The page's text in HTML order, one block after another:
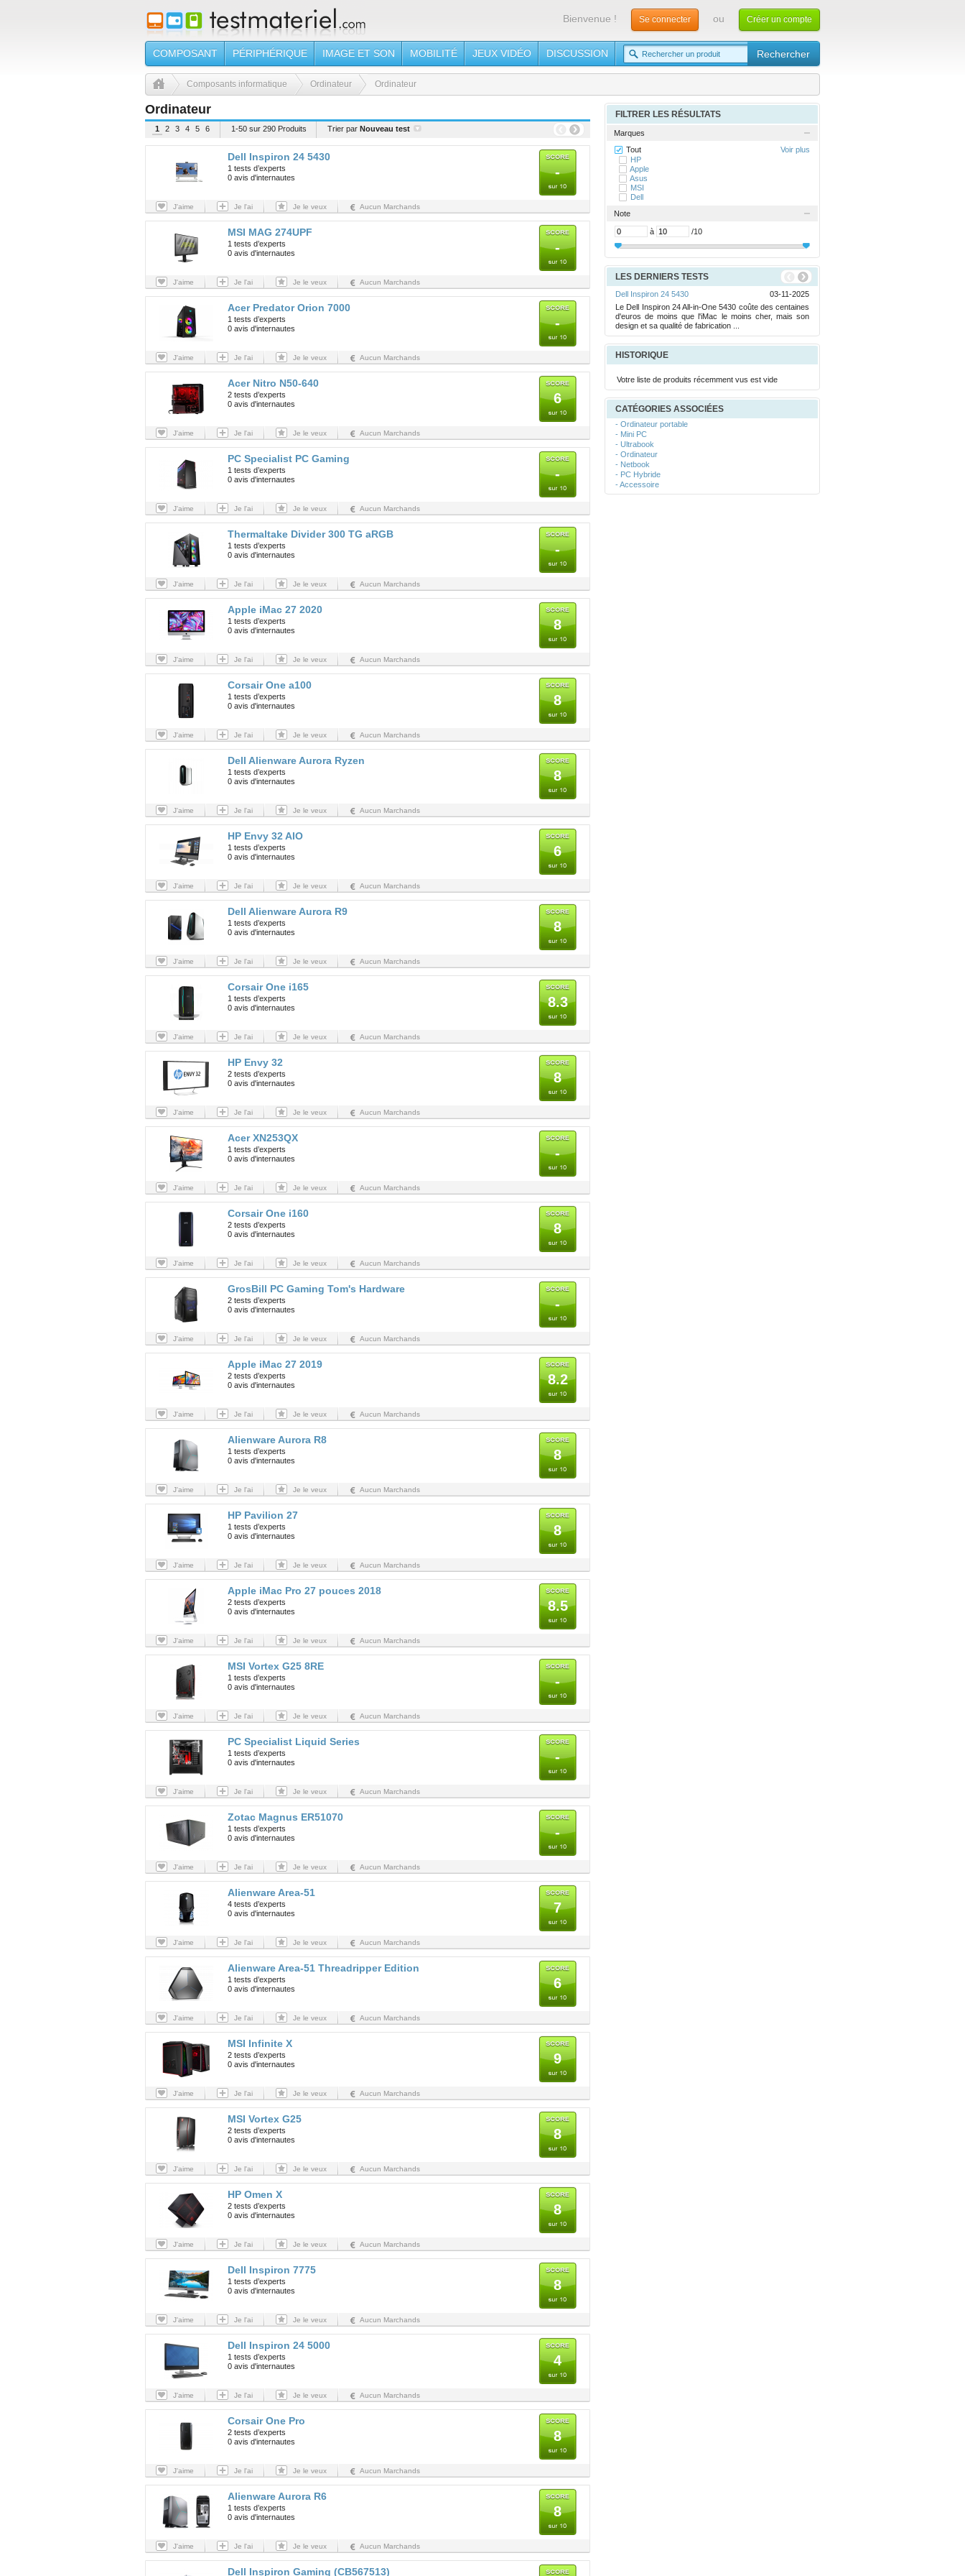
Bienvenue ! Se connecter ou Créer un compte
COMPOSANT PÉRIPHÉRIQUE IMAGE ET SON MOBILITÉ JEUX VIDÉO DISCUSSION
Composants informatique Ordinateur Ordinateur
Ordinateur
1 2 3 4 5 6 1-50 sur 290 Produits Trier par Nouveau test
Dell Inspiron 24 5430
1 tests d’experts
0 avis d'internautes
-
J'aime Je l'ai Je le veux Aucun Marchands
MSI MAG 274UPF
1 tests d’experts
0 avis d'internautes
-
J'aime Je l'ai Je le veux Aucun Marchands
Acer Predator Orion 7000
1 tests d’experts
0 avis d'internautes
-
J'aime Je l'ai Je le veux Aucun Marchands
Acer Nitro N50-640
2 tests d’experts
0 avis d'internautes
6
J'aime Je l'ai Je le veux Aucun Marchands
PC Specialist PC Gaming
1 tests d’experts
0 avis d'internautes
-
J'aime Je l'ai Je le veux Aucun Marchands
Thermaltake Divider 300 TG aRGB
1 tests d’experts
0 avis d'internautes
-
J'aime Je l'ai Je le veux Aucun Marchands
Apple iMac 27 2020
1 tests d’experts
0 avis d'internautes
8
J'aime Je l'ai Je le veux Aucun Marchands
Corsair One a100
1 tests d’experts
0 avis d'internautes
8
J'aime Je l'ai Je le veux Aucun Marchands
Dell Alienware Aurora Ryzen
1 tests d’experts
0 avis d'internautes
8
J'aime Je l'ai Je le veux Aucun Marchands
HP Envy 32 AIO
1 tests d’experts
0 avis d'internautes
6
J'aime Je l'ai Je le veux Aucun Marchands
Dell Alienware Aurora R9
1 tests d’experts
0 avis d'internautes
8
J'aime Je l'ai Je le veux Aucun Marchands
Corsair One i165
1 tests d’experts
0 avis d'internautes
8.3
J'aime Je l'ai Je le veux Aucun Marchands
HP Envy 32
2 tests d’experts
0 avis d'internautes
8
J'aime Je l'ai Je le veux Aucun Marchands
Acer XN253QX
1 tests d’experts
0 avis d'internautes
-
J'aime Je l'ai Je le veux Aucun Marchands
Corsair One i160
2 tests d’experts
0 avis d'internautes
8
J'aime Je l'ai Je le veux Aucun Marchands
GrosBill PC Gaming Tom's Hardware
2 tests d’experts
0 avis d'internautes
-
J'aime Je l'ai Je le veux Aucun Marchands
Apple iMac 27 2019
2 tests d’experts
0 avis d'internautes
8.2
J'aime Je l'ai Je le veux Aucun Marchands
Alienware Aurora R8
1 tests d’experts
0 avis d'internautes
8
J'aime Je l'ai Je le veux Aucun Marchands
HP Pavilion 27
1 tests d’experts
0 avis d'internautes
8
J'aime Je l'ai Je le veux Aucun Marchands
Apple iMac Pro 27 pouces 2018
2 tests d’experts
0 avis d'internautes
8.5
J'aime Je l'ai Je le veux Aucun Marchands
MSI Vortex G25 8RE
1 tests d’experts
0 avis d'internautes
-
J'aime Je l'ai Je le veux Aucun Marchands
PC Specialist Liquid Series
1 tests d’experts
0 avis d'internautes
-
J'aime Je l'ai Je le veux Aucun Marchands
Zotac Magnus ER51070
1 tests d’experts
0 avis d'internautes
-
J'aime Je l'ai Je le veux Aucun Marchands
Alienware Area-51
4 tests d’experts
0 avis d'internautes
7
J'aime Je l'ai Je le veux Aucun Marchands
Alienware Area-51 Threadripper Edition
1 tests d’experts
0 avis d'internautes
6
J'aime Je l'ai Je le veux Aucun Marchands
MSI Infinite X
2 tests d’experts
0 avis d'internautes
9
J'aime Je l'ai Je le veux Aucun Marchands
MSI Vortex G25
2 tests d’experts
0 avis d'internautes
8
J'aime Je l'ai Je le veux Aucun Marchands
HP Omen X
2 tests d’experts
0 avis d'internautes
8
J'aime Je l'ai Je le veux Aucun Marchands
Dell Inspiron 7775
1 tests d’experts
0 avis d'internautes
8
J'aime Je l'ai Je le veux Aucun Marchands
Dell Inspiron 24 5000
1 tests d’experts
0 avis d'internautes
4
J'aime Je l'ai Je le veux Aucun Marchands
Corsair One Pro
2 tests d’experts
0 avis d'internautes
8
J'aime Je l'ai Je le veux Aucun Marchands
Alienware Aurora R6
1 tests d’experts
0 avis d'internautes
8
J'aime Je l'ai Je le veux Aucun Marchands
Dell Inspiron Gaming (CB567513)
FILTRER LES RÉSULTATS
Marques
Tout
Voir plus
HP
Apple
Asus
MSI
Dell
Note
à /10
LES DERNIERS TESTS
Dell Inspiron 24 5430
03-11-2025
Le Dell Inspiron 24 All-in-One 5430 coûte des centaines
d'euros de moins que l'iMac le moins cher, mais son
design et sa qualité de fabrication ...
HISTORIQUE
Votre liste de produits récemment vus est vide
CATÉGORIES ASSOCIÉES
- Ordinateur portable
- Mini PC
- Ultrabook
- Ordinateur
- Netbook
- PC Hybride
- Accessoire